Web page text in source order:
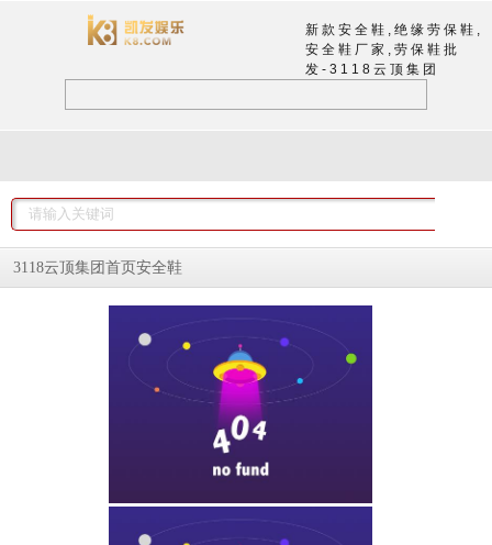
新款安全鞋,绝缘劳保鞋,
安全鞋厂家,劳保鞋批
发-3118云顶集团
3118云顶集团首页安全鞋